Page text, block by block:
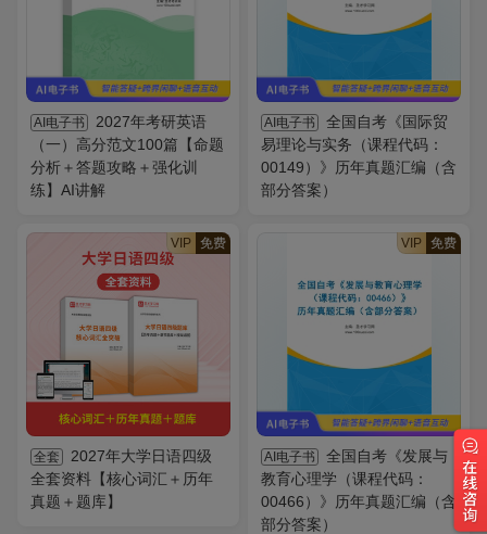
AI电子书
2027年考研英语
（一）高分范文100篇【命题
分析＋答题攻略＋强化训
练】AI讲解
AI电子书
全国自考《国际贸
易理论与实务（课程代码：
00149）》历年真题汇编（含
部分答案）
VIP 免费
全套
2027年大学日语四级
全套资料【核心词汇＋历年
真题＋题库】
VIP 免费
AI电子书
全国自考《发展与
教育心理学（课程代码：
00466）》历年真题汇编（含
部分答案）